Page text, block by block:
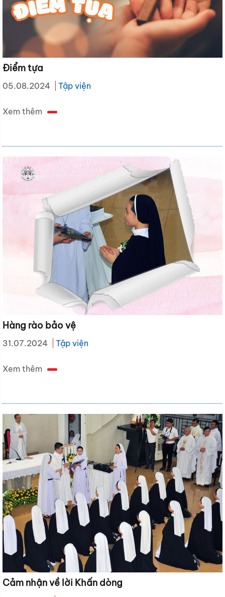
Điểm tựa
05.08.2024 Tập viện
Xem thêm
Hàng rào bảo vệ
31.07.2024 Tập viện
Xem thêm
Cảm nhận về lời Khấn dòng